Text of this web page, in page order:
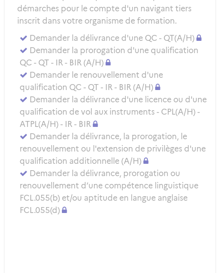
démarches pour le compte d'un navigant tiers
inscrit dans votre organisme de formation.
Demander la délivrance d'une QC - QT(A/H)
Demander la prorogation d'une qualification
QC - QT - IR - BIR (A/H)
Demander le renouvellement d'une
qualification QC - QT - IR - BIR (A/H)
Demander la délivrance d'une licence ou d'une
qualification de vol aux instruments - CPL(A/H) -
ATPL(A/H) - IR - BIR
Demander la délivrance, la prorogation, le
renouvellement ou l'extension de privilèges d'une
qualification additionnelle (A/H)
Demander la délivrance, prorogation ou
renouvellement d’une compétence linguistique
FCL.055(b) et/ou aptitude en langue anglaise
FCL.055(d)